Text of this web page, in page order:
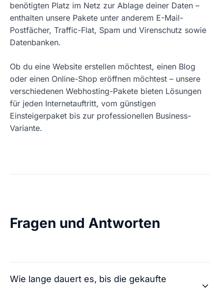
benötigten Platz im Netz zur Ablage deiner Daten –
enthalten unsere Pakete unter anderem E-Mail-
Postfächer, Traffic-Flat, Spam und Virenschutz sowie
Datenbanken.
Ob du eine Website erstellen möchtest, einen Blog
oder einen Online-Shop eröffnen möchtest – unsere
verschiedenen Webhosting-Pakete bieten Lösungen
für jeden Internetauftritt, vom günstigen
Einsteigerpaket bis zur professionellen Business-
Variante.
Fragen und Antworten
Wie lange dauert es, bis die gekaufte